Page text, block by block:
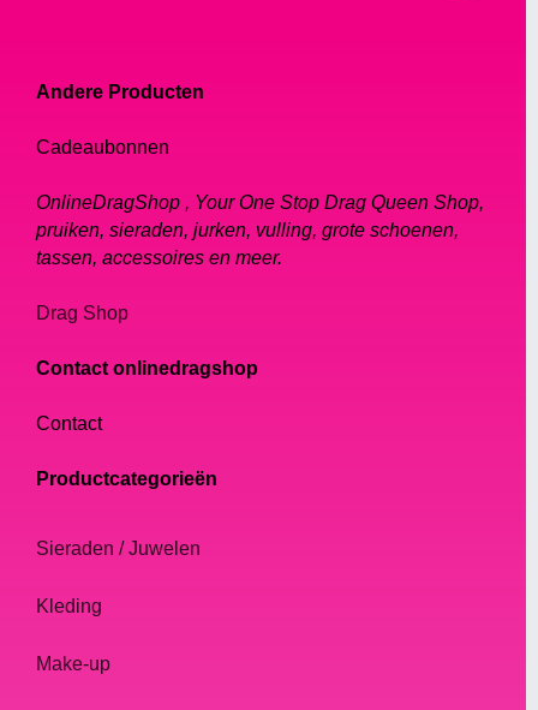
Andere Producten
Cadeaubonnen
OnlineDragShop , Your One Stop Drag Queen Shop,
pruiken, sieraden, jurken, vulling, grote schoenen,
tassen, accessoires en meer.
Drag Shop
Contact onlinedragshop
Contact
Productcategorieën
Sieraden / Juwelen
Kleding
Make-up